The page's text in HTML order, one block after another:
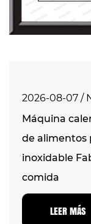
2026-08-07 /
Máquina
de alimentos
inoxidable
comida
LEER MÁS